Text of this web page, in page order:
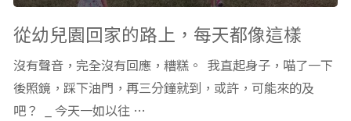
梭
利
從幼兒園回家的路上，每天都像這樣
沒有聲音，完全沒有回應，糟糕。 我直起身子，喵了一下
後照鏡，踩下油門，再三分鐘就到，或許，可能來的及
吧？ _ 今天一如以往 …